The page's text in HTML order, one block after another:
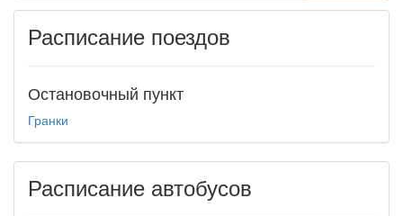
Расписание поездов
Остановочный пункт
Гранки
Расписание автобусов